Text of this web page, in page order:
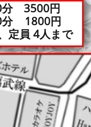
分 3500円
1800円
定員 4人まで